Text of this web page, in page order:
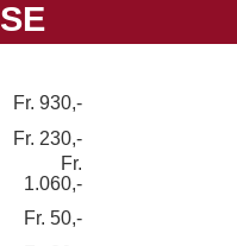
Fr. 930,-
Fr. 230,-
Fr.
1.060,-
Fr. 50,-